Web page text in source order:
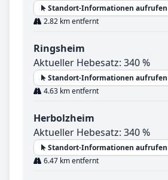
Standort-Informationen aufrufen
2.82 km entfernt
Ringsheim
Aktueller Hebesatz: 340 %
Standort-Informationen aufrufen
4.63 km entfernt
Herbolzheim
Aktueller Hebesatz: 340 %
Standort-Informationen aufrufen
6.47 km entfernt